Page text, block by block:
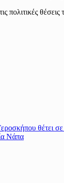
πολιτικές
θέτει
Νάπα